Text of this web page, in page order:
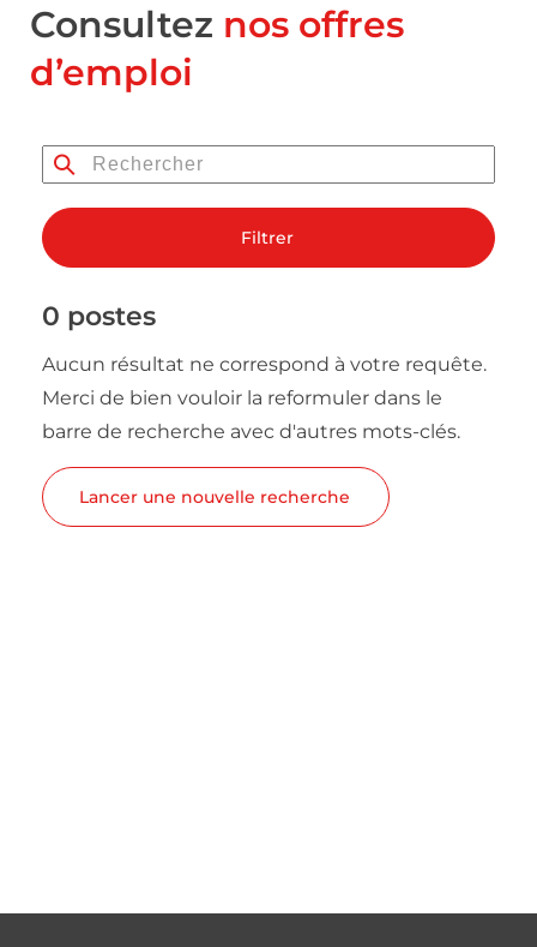
Consultez nos offres
d’emploi
Filtrer
0 postes
Aucun résultat ne correspond à votre requête.
Merci de bien vouloir la reformuler dans le
barre de recherche avec d'autres mots-clés.
Lancer une nouvelle recherche